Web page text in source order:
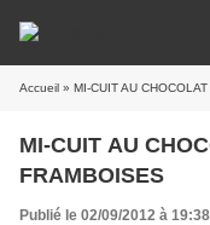
Accueil » MI-CUIT AU
MI-CUIT AU
FRAMBOISES
Publié le 02/09/2012 à 19:38